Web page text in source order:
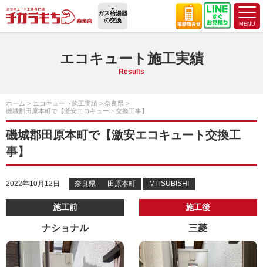
ガス給湯器
の交換
エコキュート施工実績
Results
ホーム エコキュート施工実績
奈良県
磯城郡田原本町で【激安エコキュート交換工事】
磯城郡田原本町で【激安エコキュート交換工
事】
2022年10月12日 奈良県 田原本町 MITSUBISHI
施工前
ナショナル
施工後
三菱